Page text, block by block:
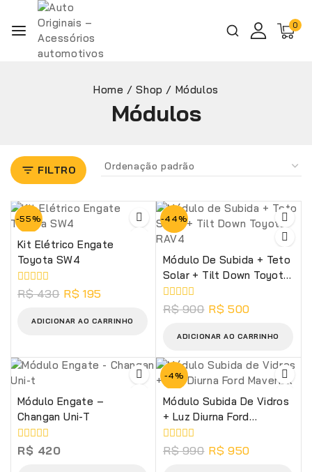
0
Home / Shop / Módulos
Módulos
FILTRO
-55%
Kit Elétrico Engate
Toyota SW4
0
R$430 R$ 195
ADICIONAR AO CARRINHO
-44%
Módulo De Subida + Teto
Solar + Tilt Down Toyota
RAV4
0
R$900 R$ 500
ADICIONAR AO CARRINHO
Módulo Engate –
Changan Uni-T
0
R$ 420
-4%
Módulo Subida De Vidros
+ Luz Diurna Ford
Maverick
0
R$990 R$ 950